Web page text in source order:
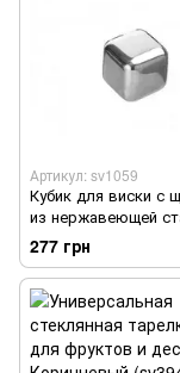
Артикул: sv1059
Кубик для виски с
из нержавеющей
(sv1059)
277 грн